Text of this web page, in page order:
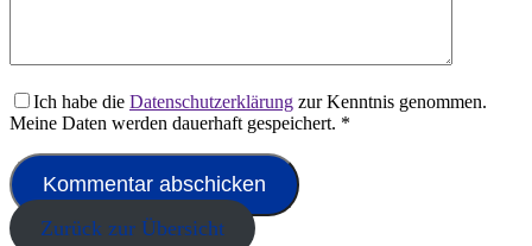
Ich habe die Datenschutzerklärung zur Kenntnis genommen.
Meine Daten werden dauerhaft gespeichert. *
Zurück zur Übersicht